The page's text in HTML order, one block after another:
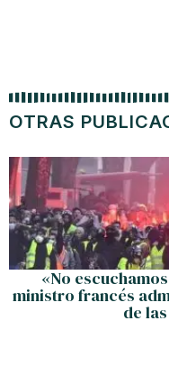
OTRAS
«No
ministro francés
de